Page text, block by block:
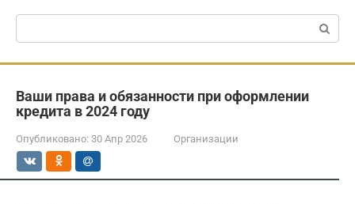
Поиск:
Ваши права и обязанности при оформлении
кредита в 2024 году
Опубликовано: 30 Апр 2026 Организации